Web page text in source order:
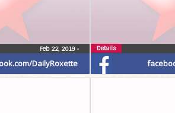
DailyRoxette
Feb 22, 2019 • Details